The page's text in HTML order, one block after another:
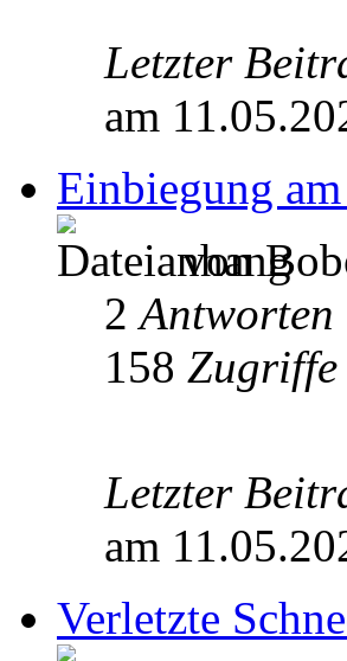
Letzter
am
Einbiegung
von
2Antworten
158 Zugriffe
Letzter
am
Verletzte